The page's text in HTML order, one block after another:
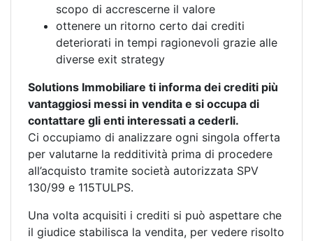
scopo di accrescerne il valore
ottenere un ritorno certo dai crediti
deteriorati in tempi ragionevoli grazie alle
diverse exit strategy
Solutions Immobiliare ti informa dei crediti più
vantaggiosi messi in vendita e si occupa di
contattare gli enti interessati a cederli.
Ci occupiamo di analizzare ogni singola offerta
per valutarne la redditività prima di procedere
all’acquisto tramite società autorizzata SPV
130/99 e 115TULPS.
Una volta acquisiti i crediti si può aspettare che
il giudice stabilisca la vendita, per vedere risolto